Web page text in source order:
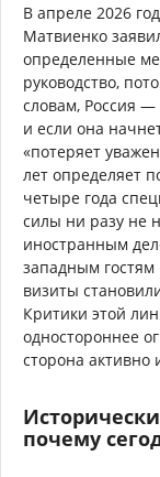
В апреле 2026
Матвиенко
определенные
руководство,
словам, Россия
и если она
«потеряет
лет определяет
четыре года
силы ни разу не
иностранным
западным гостям
визиты
Критики этой
одностороннее
сторона активно
почему